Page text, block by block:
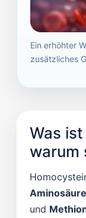
Ein erhöhter
zusätzliches
Was
warum
Aminosäure
und